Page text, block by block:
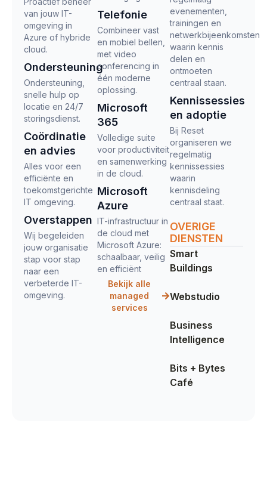
van jouw IT-
omgeving in
Azure of hybride
cloud.
Ondersteuning
Ondersteuning,
snelle hulp op
locatie en 24/7
storingsdienst.
Coördinatie
en advies
Alles voor een
efficiënte en
toekomstgerichte
IT omgeving.
Overstappen
Wij begeleiden
jouw organisatie
stap voor stap
naar een
verbeterde IT-
omgeving.
Telefonie
Combineer vast
en mobiel bellen,
met video
conferencing in
één moderne
oplossing.
Microsoft
365
Volledige suite
voor productiviteit
en samenwerking
in de cloud.
Microsoft
Azure
IT-infrastructuur in
de cloud met
Microsoft Azure:
schaalbaar, veilig
en efficiënt
Bekijk alle
managed
services
evenementen,
trainingen en
netwerkbijeenkomsten
waarin kennis
delen en
ontmoeten
centraal staan.
Kennissessies
en adoptie
Bij Reset
organiseren we
regelmatig
kennissessies
waarin
kennisdeling
centraal staat.
OVERIGE
DIENSTEN
Smart
Buildings
Webstudio
Business
Intelligence
Bits + Bytes
Café